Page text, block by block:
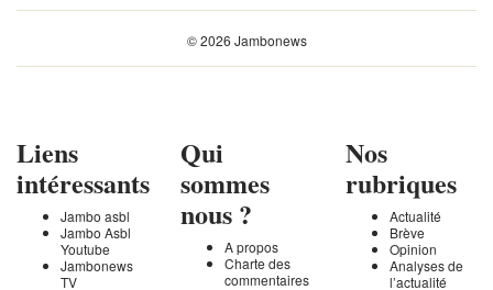
© 2026 Jambonews
Liens
intéressants
Jambo asbl
Jambo Asbl
Youtube
Jambonews
TV
Qui
sommes
nous ?
A propos
Charte des
commentaires
Nos
rubriques
Actualité
Brève
Opinion
Analyses de
l’actualité